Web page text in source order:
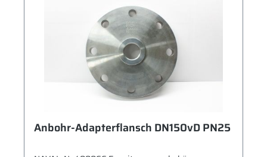
Anbohr-Adapterflansch DN150vD PN25